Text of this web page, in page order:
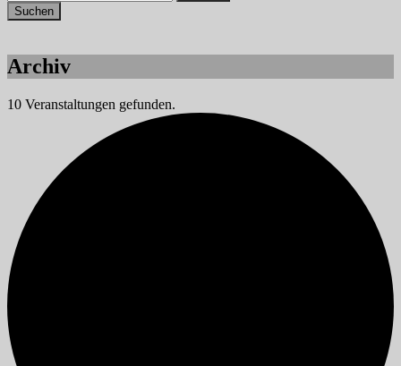
Archiv
10 Veranstaltungen gefunden.